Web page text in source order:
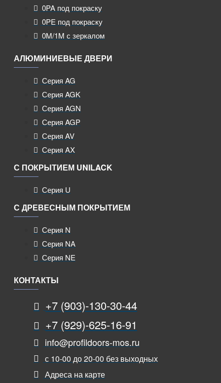
0PA под покраску
0PE под покраску
0M/1M с зеркалом
АЛЮМИНИЕВЫЕ ДВЕРИ
Серия AG
Серия AGK
Серия AGN
Серия AGP
Серия AV
Серия AX
С ПОКРЫТИЕМ UNILACK
Серия U
С ДРЕВЕСНЫМ ПОКРЫТИЕМ
Серия N
Серия NA
Серия NE
КОНТАКТЫ
+7 (903)-130-30-44
+7 (929)-625-16-91
info@profildoors-mos.ru
с 10-00 до 20-00 без выходных
Адреса на карте